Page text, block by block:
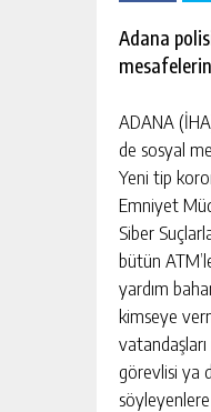
Adana
ADANA
de sosyal
Yeni tip
Emniyet
Siber
bütün
yardım
kimseye
görevlisi ya